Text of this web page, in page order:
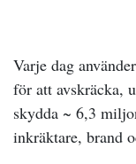
Varje dag
för att avskräcka,
skydda ~ 6,3
inkräktare, brand